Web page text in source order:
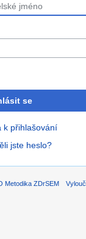
se
k přihlašování
jste heslo?
Metodika ZDrSEM